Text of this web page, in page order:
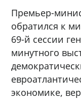
Премьер-
обратился к
69-й сессии
минутного
экономике,